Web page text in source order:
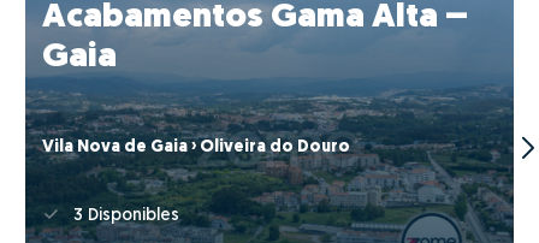
Acabamentos Gama Alta –
Gaia
Vila Nova de Gaia › Oliveira do Douro
3 Disponibles